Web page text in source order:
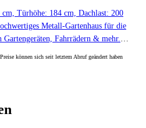
cm, Türhöhe: 184 cm, Dachlast: 200
Metall-Gartenhaus für die
Fahrrädern & mehr.